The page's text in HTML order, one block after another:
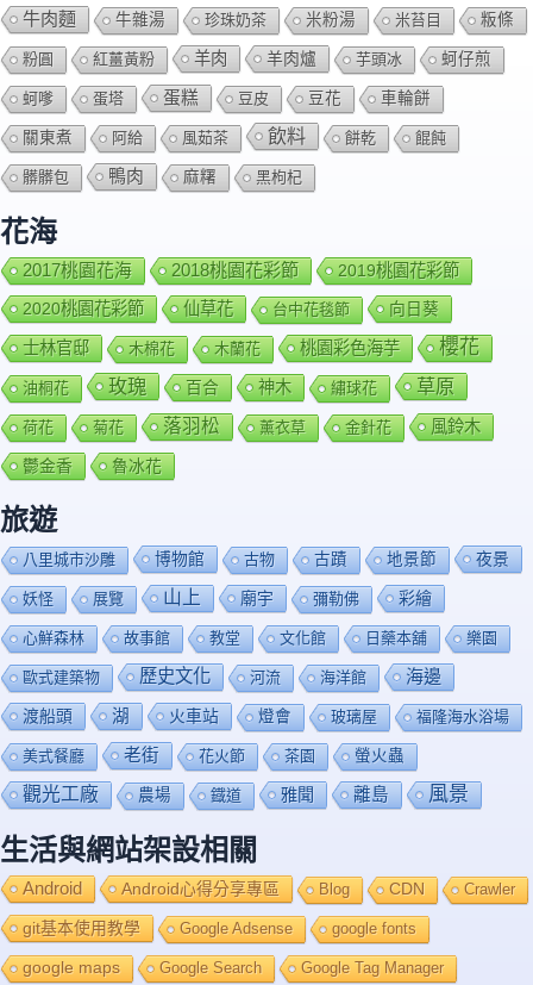
牛肉麵 牛雜湯 珍珠奶茶 米粉湯 米苔目 粄條
粉圓 紅薑黃粉 羊肉 羊肉爐 芋頭冰 蚵仔煎
蚵嗲 蛋塔 蛋糕 豆皮 豆花 車輪餅
關東煮 阿給 風茹茶 飲料 餅乾 餛飩
髒髒包 鴨肉 麻糬 黑枸杞
花海
2017桃園花海 2018桃園花彩節
2019桃園花彩節
2020桃園花彩節
仙草花 台中花毯節 向日葵
士林官邸 木棉花 木蘭花 桃園彩色海芋 櫻花
油桐花 玫瑰 百合 神木 繡球花 草原
荷花 菊花 落羽松 薰衣草 金針花 風鈴木
鬱金香 魯冰花
旅遊
八里城市沙雕 博物館 古物 古蹟 地景節 夜景
妖怪 展覽 山上 廟宇 彌勒佛 彩繪
心鮮森林 故事館 教堂 文化館 日藥本舖 樂園
歐式建築物 歷史文化 河流 海洋館 海邊
渡船頭 湖 火車站 燈會 玻璃屋 福隆海水浴場
美式餐廳 老街 花火節 茶園 螢火蟲
觀光工廠 農場 鐡道 雅聞 離島 風景
生活與網站架設相關
Android Android心得分享專區 Blog CDN Crawler
git基本使用教學 Google Adsense google fonts
google maps Google Search Google Tag Manager